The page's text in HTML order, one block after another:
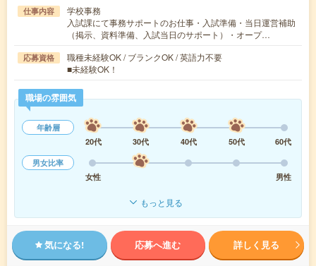
仕事内容
学校事務
入試課にて事務サポートのお仕事・入試準備・当日運営補助
（掲示、資料準備、入試当日のサポート）・オープ…
応募資格
職種未経験OK / ブランクOK / 英語力不要
■未経験OK！
職場の雰囲気
年齢層
20代
30代 40代 50代
60代
男女比率
女性
男性
もっと見る
気になる! 応募へ進む 詳しく見る